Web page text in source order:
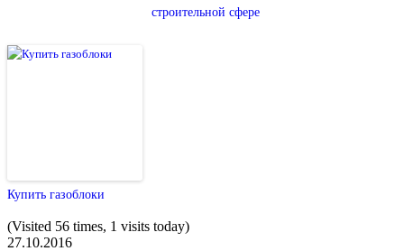
строительной сфере
Купить газоблоки
(Visited 56 times, 1 visits today)
27.10.2016